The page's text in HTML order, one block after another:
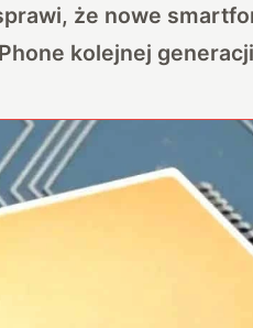
że nowe
kolejnej